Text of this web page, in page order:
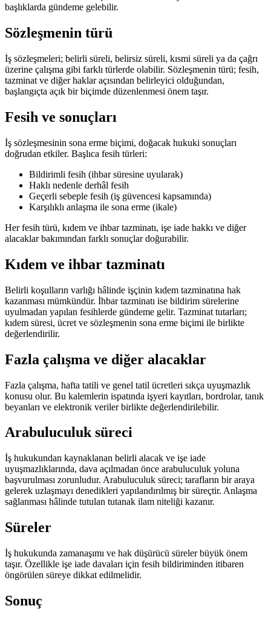
başlıklarda gündeme gelebilir.
Sözleşmenin türü
İş sözleşmeleri; belirli süreli, belirsiz süreli, kısmi süreli ya da çağrı
üzerine çalışma gibi farklı türlerde olabilir. Sözleşmenin türü; fesih,
tazminat ve diğer haklar açısından belirleyici olduğundan,
başlangıçta açık bir biçimde düzenlenmesi önem taşır.
Fesih ve sonuçları
İş sözleşmesinin sona erme biçimi, doğacak hukuki sonuçları
doğrudan etkiler. Başlıca fesih türleri:
Bildirimli fesih (ihbar süresine uyularak)
Haklı nedenle derhâl fesih
Geçerli sebeple fesih (iş güvencesi kapsamında)
Karşılıklı anlaşma ile sona erme (ikale)
Her fesih türü, kıdem ve ihbar tazminatı, işe iade hakkı ve diğer
alacaklar bakımından farklı sonuçlar doğurabilir.
Kıdem ve ihbar tazminatı
Belirli koşulların varlığı hâlinde işçinin kıdem tazminatına hak
kazanması mümkündür. İhbar tazminatı ise bildirim sürelerine
uyulmadan yapılan fesihlerde gündeme gelir. Tazminat tutarları;
kıdem süresi, ücret ve sözleşmenin sona erme biçimi ile birlikte
değerlendirilir.
Fazla çalışma ve diğer alacaklar
Fazla çalışma, hafta tatili ve genel tatil ücretleri sıkça uyuşmazlık
konusu olur. Bu kalemlerin ispatında işyeri kayıtları, bordrolar, tanık
beyanları ve elektronik veriler birlikte değerlendirilebilir.
Arabuluculuk süreci
İş hukukundan kaynaklanan belirli alacak ve işe iade
uyuşmazlıklarında, dava açılmadan önce arabuluculuk yoluna
başvurulması zorunludur. Arabuluculuk süreci; tarafların bir araya
gelerek uzlaşmayı denedikleri yapılandırılmış bir süreçtir. Anlaşma
sağlanması hâlinde tutulan tutanak ilam niteliği kazanır.
Süreler
İş hukukunda zamanaşımı ve hak düşürücü süreler büyük önem
taşır. Özellikle işe iade davaları için fesih bildiriminden itibaren
öngörülen süreye dikkat edilmelidir.
Sonuç